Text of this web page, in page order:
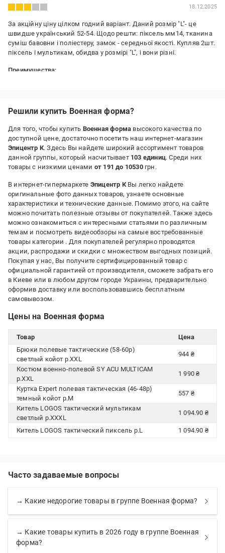
18.12.2025
За акційну ціну цілком годний варіант. Даний розмір "L"- це
швидше український 52-54. Щодо решти: піксель мм14, тканина
суміш бавовни і поліестеру, замок - середньої якості. Купляв 2шт.
піксель і мультикам, обидва у розмірі "L", і вони різні.
Преимущества:
Решили купить Военная форма?
Для того, чтобы купить Военная форма высокого качества по
доступной цене, достаточно посетить наш интернет-магазин
Эпицентр К. Здесь Вы найдете широкий ассортимент товаров
данной группы, который насчитывает 103 единиц. Среди них
товары с низкими ценами от 191 до 10530грн.
В интернет-гипермаркете Эпицентр КВы легко найдете
оригинальные фото данных товаров, узнаете основные
характеристики и технические данные. Помимо этого, на сайте
можно почитать полезные отзывы от покупателей. Также здесь
можно ознакомиться с интересными статьями по различным
темам и посмотреть видеообзоры на самые востребованные
товары категории . Для покупателей регулярно проводятся
акции, распродажи и скидки с множеством выгодных позиций.
Покупая у нас, Вы получите сертифицированный товар с
официальной гарантией от производителя, сможете забрать его
в Киеве или в любом другом городе Украины, предварительно
оформив доставку или воспользовавшись бесплатным
самовывозом.
Цены на Военная форма
Товар
Цена
Брюки полевые тактические (58-60р)
светлый койот р.XXL
944 ₴
Костюм военно-полевой SY ACU MULTICAM
р.XXL
1 990 ₴
Куртка Expert полевая тактическая (46-48р)
темный койот р.M
557 ₴
Китель LOGOS тактический мультикам
светлый р.XXXL
1 094.90 ₴
Китель LOGOS тактический пиксель р.L 1 094.90 ₴
Часто задаваемые вопросы
→ Какие недорогие товары в группе Военная форма?
→ Какие товары купить в 2026 году в группе Военная
форма?